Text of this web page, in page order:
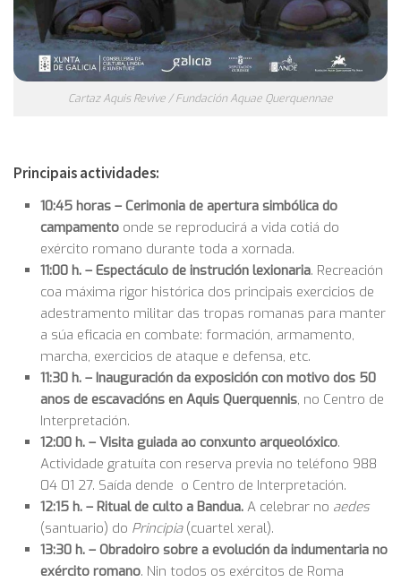
Cartaz Aquis Revive / Fundación Aquae Querquennae
Principais actividades:
10:45 horas – Cerimonia de apertura simbólica do
campamento onde se reproducirá a vida cotiá do
exército romano durante toda a xornada.
11:00 h. – Espectáculo de instrución lexionaria. Recreación
coa máxima rigor histórica dos principais exercicios de
adestramento militar das tropas romanas para manter
a súa eficacia en combate: formación, armamento,
marcha, exercicios de ataque e defensa, etc.
11:30 h. – Inauguración da exposición con motivo dos 50
anos de escavacións en Aquis Querquennis, no Centro de
Interpretación.
12:00 h. – Visita guiada ao conxunto arqueolóxico.
Actividade gratuíta con reserva previa no teléfono 988
04 01 27. Saída dende o Centro de Interpretación.
12:15 h. – Ritual de culto a Bandua. A celebrar no aedes
(santuario) do Principia (cuartel xeral).
13:30 h. – Obradoiro sobre a evolución da indumentaria no
exército romano. Nin todos os exércitos de Roma